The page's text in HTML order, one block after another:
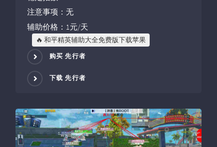
注意事项：无
辅助价格：1元/天
🔥 和平精英辅助大全免费版下载苹果
购买 先行者
下载 先行者